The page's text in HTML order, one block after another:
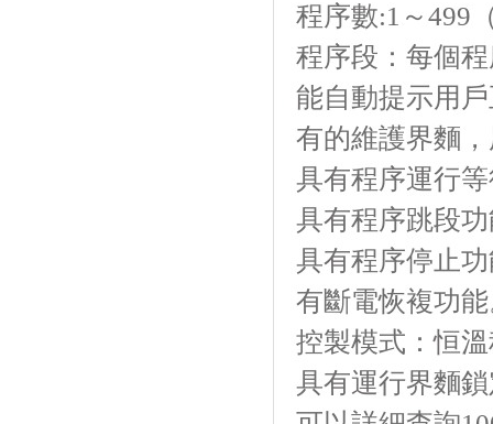
程序數:1～499
程序段：每個
能自動提示用戶正
有的維護界麵
具有程序運行等待
具有程序跳段功能
具有程序停止功
有斷電恢複功能
控製模式：恒溫
具有運行界麵鎖定